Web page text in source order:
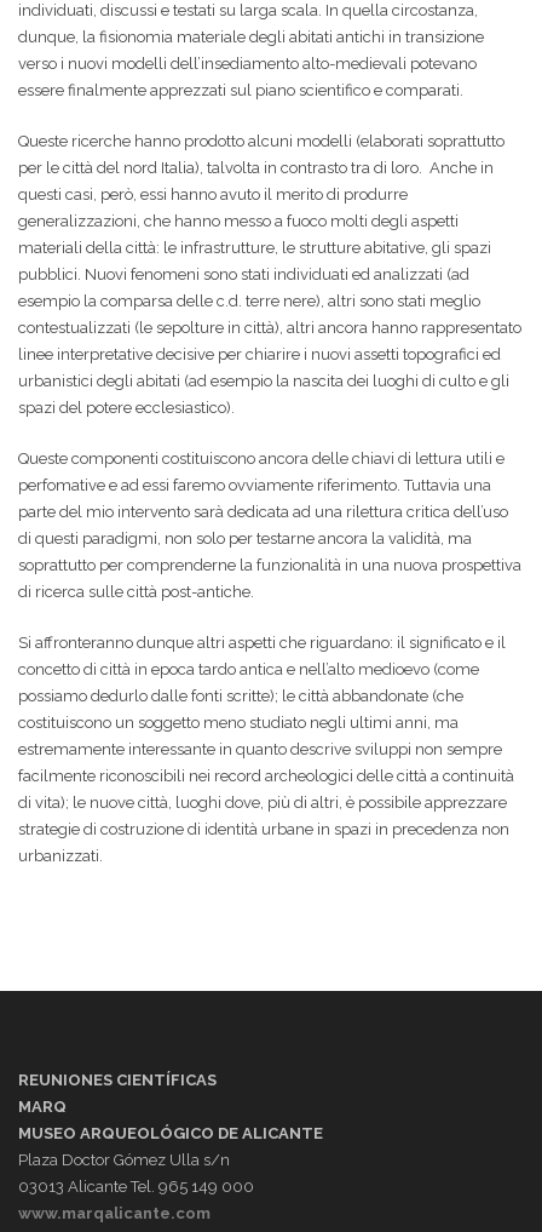
individuati, discussi e testati su larga scala. In quella circostanza,
dunque, la fisionomia materiale degli abitati antichi in transizione
verso i nuovi modelli dell’insediamento alto-medievali potevano
essere finalmente apprezzati sul piano scientifico e comparati.
Queste ricerche hanno prodotto alcuni modelli (elaborati soprattutto
per le città del nord Italia), talvolta in contrasto tra di loro. Anche in
questi casi, però, essi hanno avuto il merito di produrre
generalizzazioni, che hanno messo a fuoco molti degli aspetti
materiali della città: le infrastrutture, le strutture abitative, gli spazi
pubblici. Nuovi fenomeni sono stati individuati ed analizzati (ad
esempio la comparsa delle c.d. terre nere), altri sono stati meglio
contestualizzati (le sepolture in città), altri ancora hanno rappresentato
linee interpretative decisive per chiarire i nuovi assetti topografici ed
urbanistici degli abitati (ad esempio la nascita dei luoghi di culto e gli
spazi del potere ecclesiastico).
Queste componenti costituiscono ancora delle chiavi di lettura utili e
perfomative e ad essi faremo ovviamente riferimento. Tuttavia una
parte del mio intervento sarà dedicata ad una rilettura critica dell’uso
di questi paradigmi, non solo per testarne ancora la validità, ma
soprattutto per comprenderne la funzionalità in una nuova prospettiva
di ricerca sulle città post-antiche.
Si affronteranno dunque altri aspetti che riguardano: il significato e il
concetto di città in epoca tardo antica e nell’alto medioevo (come
possiamo dedurlo dalle fonti scritte); le città abbandonate (che
costituiscono un soggetto meno studiato negli ultimi anni, ma
estremamente interessante in quanto descrive sviluppi non sempre
facilmente riconoscibili nei record archeologici delle città a continuità
di vita); le nuove città, luoghi dove, più di altri, è possibile apprezzare
strategie di costruzione di identità urbane in spazi in precedenza non
urbanizzati.
REUNIONES CIENTÍFICAS
MARQ
MUSEO ARQUEOLÓGICO DE ALICANTE
Plaza Doctor Gómez Ulla s/n
03013 Alicante Tel. 965 149 000
www.marqalicante.com